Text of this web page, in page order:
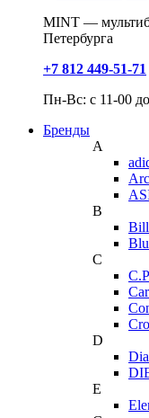
MINT —
Петербурга
+7 812 449-51-71
Пн-Вс: с 11-00
Бренды
A
B
C
D
E